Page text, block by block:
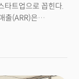
타트업으로 꼽힌다.
출(ARR)은
치다.출시 24개월
대목이다. 제품